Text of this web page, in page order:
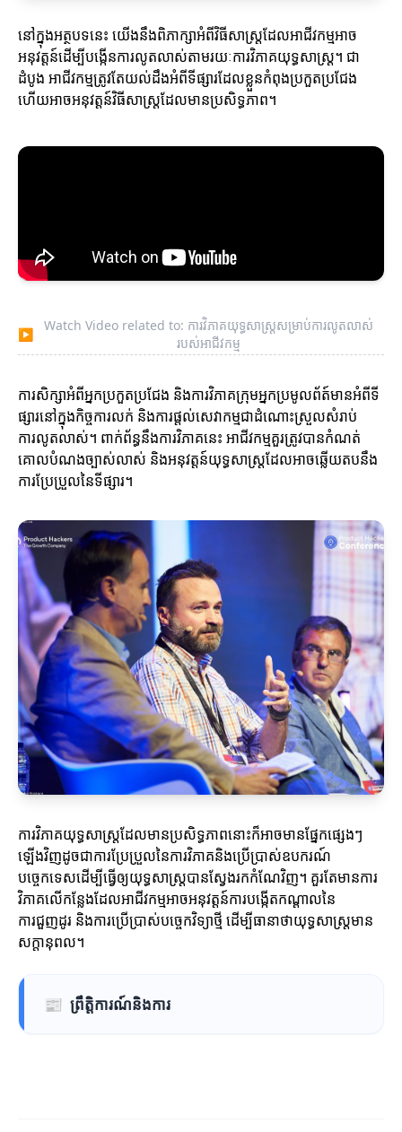
នៅក្នុងអត្ថបទនេះ យើងនឹងពិភាក្សាអំពីវិធីសាស្ត្រដែលអាជីវកម្មអាច
អនុវត្តន៍ដើម្បីបង្កើនការលូតលាស់តាមរយៈការវិភាគយុទ្ធសាស្ត្រ។ ជា
ដំបូង អាជីវកម្មត្រូវតែយល់ដឹងអំពីទីផ្សារដែលខ្លួនកំពុងប្រកួតប្រជែង
ហើយអាចអនុវត្តន៍វិធីសាស្ត្រដែលមានប្រសិទ្ធភាព។
▶
Watch Video related to: ការវិភាគយុទ្ធសាស្ត្រសម្រាប់ការលូតលាស់
របស់អាជីវកម្ម
ការសិក្សាអំពីអ្នកប្រកួតប្រជែង និងការវិភាគក្រុមអ្នកប្រមូលព័ត៍មានអំពីទី
ផ្សារនៅក្នុងកិច្ចការលក់ និងការផ្តល់សេវាកម្មជាដំណោះស្រួលសំរាប់
ការលូតលាស់។ ពាក់ព័ន្ធនឹងការវិភាគនេះ អាជីវកម្មគួរត្រូវបានកំណត់
គោលបំណងច្បាស់លាស់ និងអនុវត្តន៍យុទ្ធសាស្ត្រដែលអាចឆ្លើយតបនឹង
ការប្រែប្រួលនៃទីផ្សារ។
ការវិភាគយុទ្ធសាស្ត្រដែលមានប្រសិទ្ធភាពនោះក៏អាចមានផ្នែកផ្សេងៗ
ឡើងវិញដូចជាការប្រែប្រួលនៃការវិភាគនិងប្រើប្រាស់ឧបករណ៍
បច្ចេកទេសដើម្បីធ្វើឲ្យយុទ្ធសាស្ត្របានស្វែងរកកំណែវិញ។ គួរតែមានការ
វិភាគលើកន្លែងដែលអាជីវកម្មអាចអនុវត្តន៍ការបង្កើតកណ្តាលនៃ
ការជួញដូរ និងការប្រើប្រាស់បច្ចេកវិទ្យាថ្មី ដើម្បីធានាថាយុទ្ធសាស្ត្រមាន
សក្តានុពល។
📰 ព្រឹត្តិការណ៍និងការ